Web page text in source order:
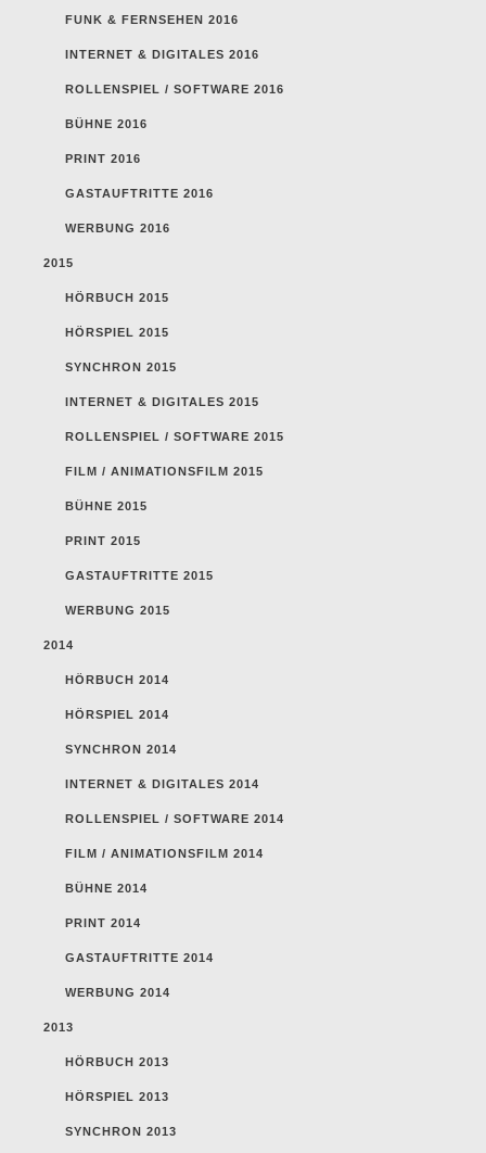
FUNK & FERNSEHEN 2016
INTERNET & DIGITALES 2016
ROLLENSPIEL / SOFTWARE 2016
BÜHNE 2016
PRINT 2016
GASTAUFTRITTE 2016
WERBUNG 2016
2015
HÖRBUCH 2015
HÖRSPIEL 2015
SYNCHRON 2015
INTERNET & DIGITALES 2015
ROLLENSPIEL / SOFTWARE 2015
FILM / ANIMATIONSFILM 2015
BÜHNE 2015
PRINT 2015
GASTAUFTRITTE 2015
WERBUNG 2015
2014
HÖRBUCH 2014
HÖRSPIEL 2014
SYNCHRON 2014
INTERNET & DIGITALES 2014
ROLLENSPIEL / SOFTWARE 2014
FILM / ANIMATIONSFILM 2014
BÜHNE 2014
PRINT 2014
GASTAUFTRITTE 2014
WERBUNG 2014
2013
HÖRBUCH 2013
HÖRSPIEL 2013
SYNCHRON 2013